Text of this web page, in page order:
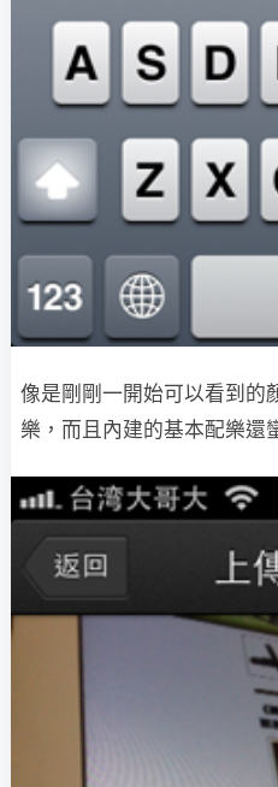
像是剛剛一開始可以看到的
樂，而且內建的基本配樂還